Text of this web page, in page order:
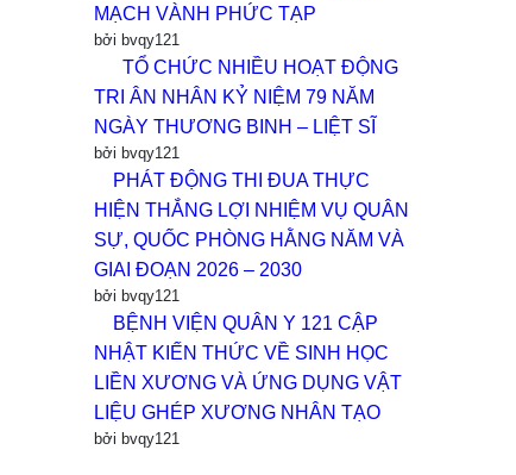
MẠCH VÀNH PHỨC TẠP
bởi bvqy121
TỔ CHỨC NHIỀU HOẠT ĐỘNG
TRI ÂN NHÂN KỶ NIỆM 79 NĂM
NGÀY THƯƠNG BINH – LIỆT SĨ
bởi bvqy121
PHÁT ĐỘNG THI ĐUA THỰC
HIỆN THẮNG LỢI NHIỆM VỤ QUÂN
SỰ, QUỐC PHÒNG HẰNG NĂM VÀ
GIAI ĐOẠN 2026 – 2030
bởi bvqy121
BỆNH VIỆN QUÂN Y 121 CẬP
NHẬT KIẾN THỨC VỀ SINH HỌC
LIỀN XƯƠNG VÀ ỨNG DỤNG VẬT
LIỆU GHÉP XƯƠNG NHÂN TẠO
bởi bvqy121